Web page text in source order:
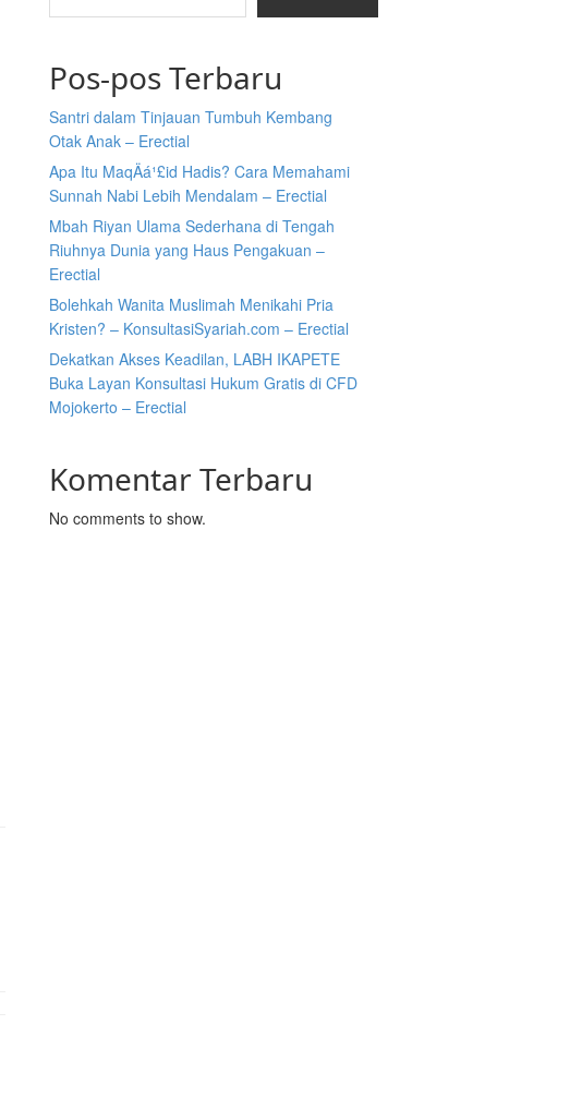
Pos-pos Terbaru
Santri dalam Tinjauan Tumbuh Kembang
Otak Anak – Erectial
Apa Itu MaqÄá¹£id Hadis? Cara Memahami
Sunnah Nabi Lebih Mendalam – Erectial
Mbah Riyan Ulama Sederhana di Tengah
Riuhnya Dunia yang Haus Pengakuan –
Erectial
Bolehkah Wanita Muslimah Menikahi Pria
Kristen? – KonsultasiSyariah.com – Erectial
Dekatkan Akses Keadilan, LABH IKAPETE
Buka Layan Konsultasi Hukum Gratis di CFD
Mojokerto – Erectial
Komentar Terbaru
No comments to show.